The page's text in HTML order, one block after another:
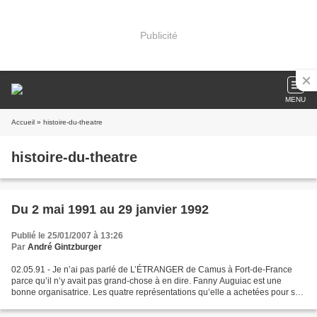
Publicité
MENU
Accueil » histoire-du-theatre
histoire-du-theatre
Du 2 mai 1991 au 29 janvier 1992
Publié le 25/01/2007 à 13:26
Par André Gintzburger
02.05.91 - Je n’ai pas parlé de L’ÉTRANGER de Camus à Fort-de-France
parce qu’il n’y avait pas grand-chose à en dire. Fanny Auguiac est une
bonne organisatrice. Les quatre représentations qu’elle a achetées pour sa